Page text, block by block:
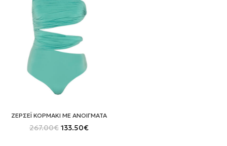
ΖΕΡΣΕΪ ΚΟΡΜΑΚΙ ΜΕ ΑΝΟΙΓΜΑΤΑ
267.00€ Original
price
133.50€Η
τρέχουσα